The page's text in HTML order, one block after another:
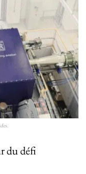
du défi